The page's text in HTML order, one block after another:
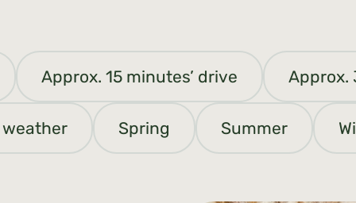
Approx. 15 minutes’ drive Approx.
weather Spring Summer